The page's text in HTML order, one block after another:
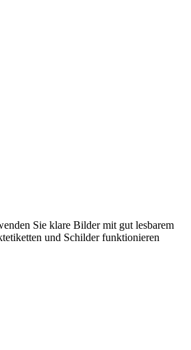
Sie klare Bilder mit gut lesbarem
und Schilder funktionieren